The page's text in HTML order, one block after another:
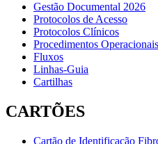
Gestão Documental 2026
Protocolos de Acesso
Protocolos Clínicos
Procedimentos
Fluxos
Linhas-Guia
Cartilhas
CARTÕES
Cartão de Identificação